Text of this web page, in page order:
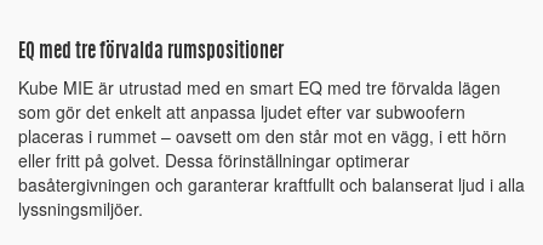
EQ med tre förvalda rumspositioner
Kube MIE är utrustad med en smart EQ med tre förvalda lägen
som gör det enkelt att anpassa ljudet efter var subwoofern
placeras i rummet – oavsett om den står mot en vägg, i ett hörn
eller fritt på golvet. Dessa förinställningar optimerar
basåtergivningen och garanterar kraftfullt och balanserat ljud i alla
lyssningsmiljöer.